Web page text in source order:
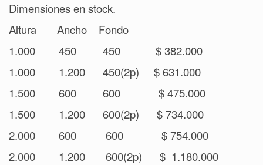
Dimensiones en stock.
Altura Ancho Fondo
1.000 450 450 $ 382.000
1.000 1.200 450(2p) $ 631.000
1.500 600 600 $ 475.000
1.500 1.200 600(2p) $ 734.000
2.000 600 600 $ 754.000
2.000 1.200 600(2p) $ 1.180.000